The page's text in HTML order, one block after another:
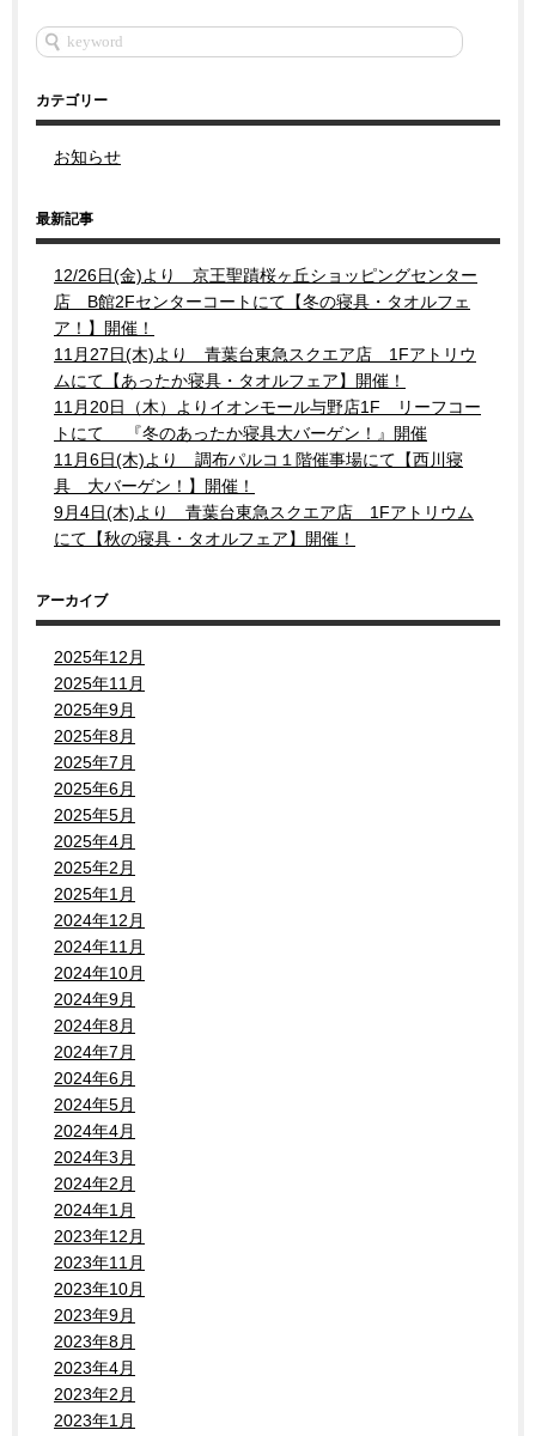
カテゴリー
お知らせ
最新記事
12/26日(金)より 京王聖蹟桜ヶ丘ショッピングセンター
店 B館2Fセンターコートにて【冬の寝具・タオルフェ
ア！】開催！
11月27日(木)より 青葉台東急スクエア店 1Fアトリウ
ムにて【あったか寝具・タオルフェア】開催！
11月20日（木）よりイオンモール与野店1F リーフコー
トにて 『冬のあったか寝具大バーゲン！』開催
11月6日(木)より 調布パルコ１階催事場にて【西川寝
具 大バーゲン！】開催！
9月4日(木)より 青葉台東急スクエア店 1Fアトリウム
にて【秋の寝具・タオルフェア】開催！
アーカイブ
2025年12月
2025年11月
2025年9月
2025年8月
2025年7月
2025年6月
2025年5月
2025年4月
2025年2月
2025年1月
2024年12月
2024年11月
2024年10月
2024年9月
2024年8月
2024年7月
2024年6月
2024年5月
2024年4月
2024年3月
2024年2月
2024年1月
2023年12月
2023年11月
2023年10月
2023年9月
2023年8月
2023年4月
2023年2月
2023年1月